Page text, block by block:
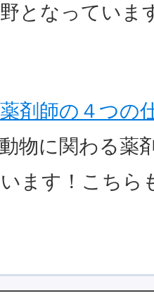
となっていま
剤師の４つの
物に関わる薬
ます！こちら